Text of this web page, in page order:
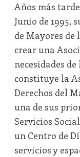
Años más
Junio de 1995,
de Mayores
crear una
necesidades
constituye la
Derechos del
una de sus
Servicios
un Centro de
servicios y